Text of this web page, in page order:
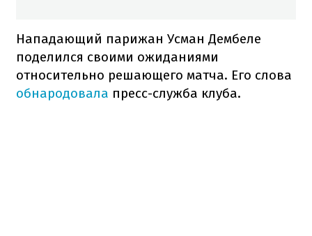
Нападающий парижан Усман Дембеле
поделился своими ожиданиями
относительно решающего матча. Его слова
обнародовала пресс-служба клуба.